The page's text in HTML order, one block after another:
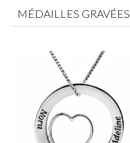
MÉDAILLES GRAVÉES